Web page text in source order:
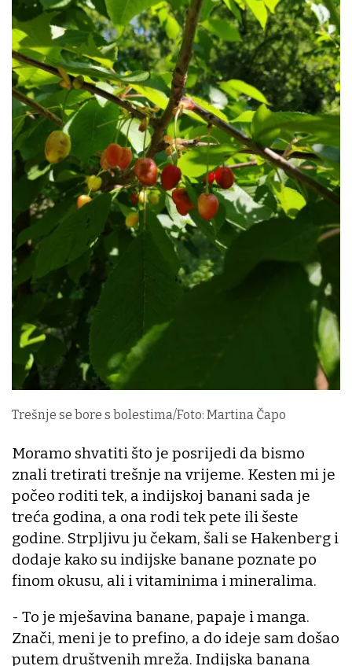
Trešnje se bore s bolestima/Foto: Martina Čapo
Moramo shvatiti što je posrijedi da bismo
znali tretirati trešnje na vrijeme. Kesten mi je
počeo roditi tek, a indijskoj banani sada je
treća godina, a ona rodi tek pete ili šeste
godine. Strpljivu ju čekam, šali se Hakenberg i
dodaje kako su indijske banane poznate po
finom okusu, ali i vitaminima i mineralima.
- To je mješavina banane, papaje i manga.
Znači, meni je to prefino, a do ideje sam došao
putem društvenih mreža. Indijska banana